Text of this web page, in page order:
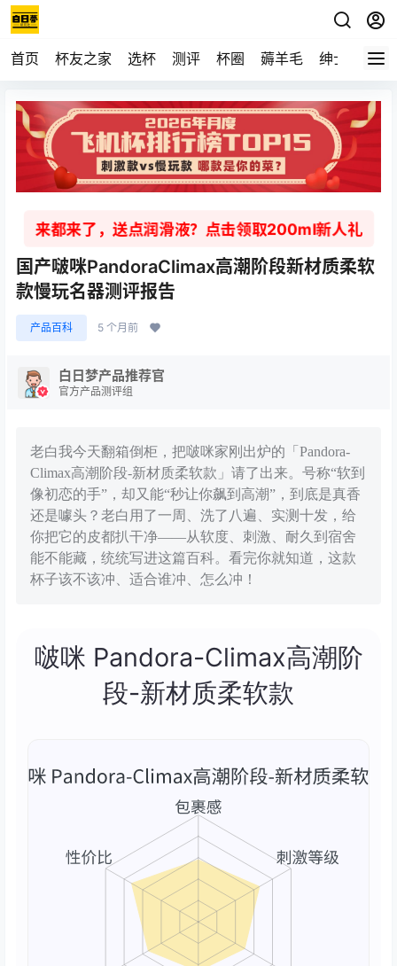
首页 杯友之家 选杯 测评 杯圈 薅羊毛 绅士 视频
来都来了，送点润滑液？点击领取200ml新人礼
国产啵咪PandoraClimax高潮阶段新材质柔软
款慢玩名器测评报告
产品百科 5 个月前
白日梦产品推荐官
官方产品测评组
老白我今天翻箱倒柜，把啵咪家刚出炉的「Pandora-
Climax高潮阶段-新材质柔软款」请了出来。号称“软到
像初恋的手”，却又能“秒让你飙到高潮”，到底是真香
还是噱头？老白用了一周、洗了八遍、实测十发，给
你把它的皮都扒干净——从软度、刺激、耐久到宿舍
能不能藏，统统写进这篇百科。看完你就知道，这款
杯子该不该冲、适合谁冲、怎么冲！
啵咪 Pandora-Climax高潮阶
段-新材质柔软款